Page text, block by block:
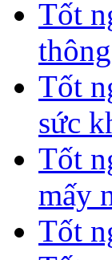
Tốt
Tốt
sức
Tốt
mấy
Tốt